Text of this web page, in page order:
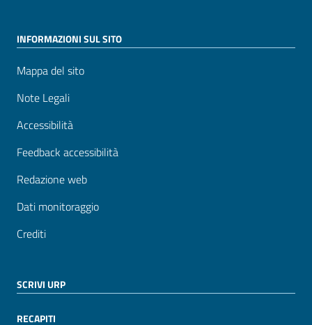
INFORMAZIONI SUL SITO
Mappa del sito
Note Legali
Accessibilità
Feedback accessibilità
Redazione web
Dati monitoraggio
Crediti
SCRIVI URP
RECAPITI